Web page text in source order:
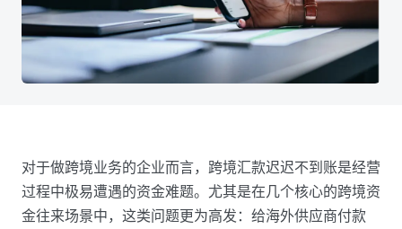
对于做跨境业务的企业而言，跨境汇款迟迟不到账是经营
过程中极易遭遇的资金难题。尤其是在几个核心的跨境资
金往来场景中，这类问题更为高发：给海外供应商付款